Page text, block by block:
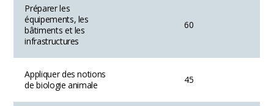
Préparer les
équipements, les
bâtiments et les
infrastructures
60
Appliquer des notions
de biologie animale
45